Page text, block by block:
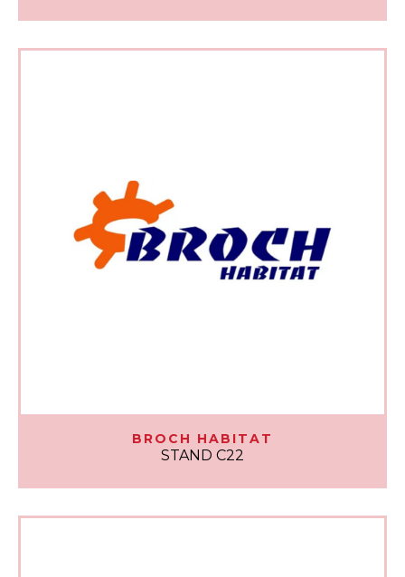
BROCH HABITAT
STAND C22